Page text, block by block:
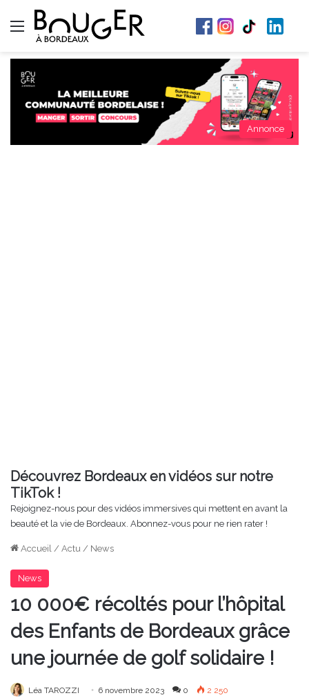
Menu
Annonce
Découvrez Bordeaux en vidéos sur notre
TikTok !
Rejoignez-nous pour des vidéos immersives qui mettent en avant la
beauté et la vie de Bordeaux. Abonnez-vous pour ne rien rater !
Accueil / Actu / News
News
10 000€ récoltés pour l’hôpital
des Enfants de Bordeaux grâce
une journée de golf solidaire !
Léa TAROZZI 6 novembre 2023 0 2 250